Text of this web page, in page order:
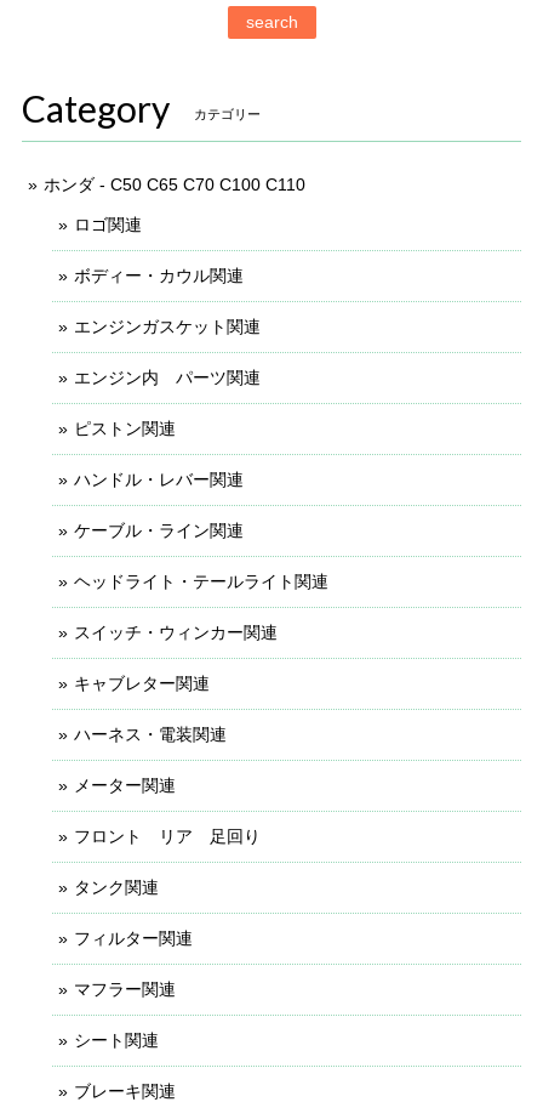
search
Category カテゴリー
ホンダ - C50 C65 C70 C100 C110
ロゴ関連
ボディー・カウル関連
エンジンガスケット関連
エンジン内 パーツ関連
ピストン関連
ハンドル・レバー関連
ケーブル・ライン関連
ヘッドライト・テールライト関連
スイッチ・ウィンカー関連
キャブレター関連
ハーネス・電装関連
メーター関連
フロント リア 足回り
タンク関連
フィルター関連
マフラー関連
シート関連
ブレーキ関連